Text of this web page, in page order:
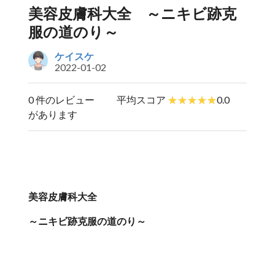
美容皮膚科大全 ～ニキビ跡克
服の道のり～
ケイスケ
2022-01-02
0 件のレビュー
があります
平均スコア 0.0
美容皮膚科大全
～ニキビ跡克服の道のり～